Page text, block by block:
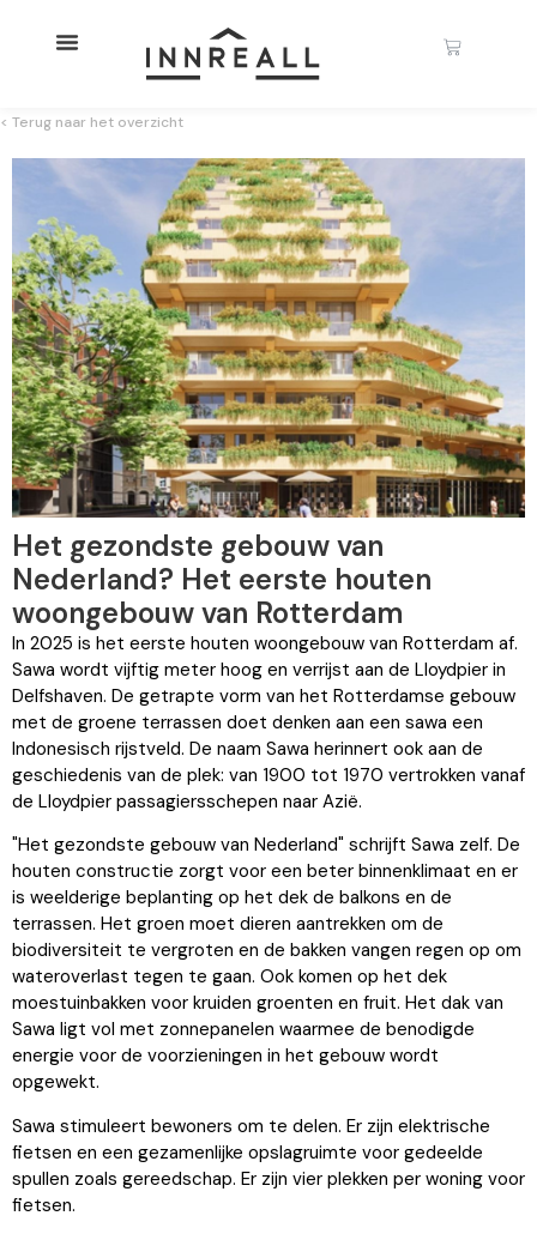
< Terug naar het overzicht
Het gezondste gebouw van
Nederland? Het eerste houten
woongebouw van Rotterdam
In 2025 is het eerste houten woongebouw van Rotterdam af.
Sawa wordt vijftig meter hoog en verrijst aan de Lloydpier in
Delfshaven. De getrapte vorm van het Rotterdamse gebouw
met de groene terrassen doet denken aan een sawa een
Indonesisch rijstveld. De naam Sawa herinnert ook aan de
geschiedenis van de plek: van 1900 tot 1970 vertrokken vanaf
de Lloydpier passagiersschepen naar Azië.
"Het gezondste gebouw van Nederland" schrijft Sawa zelf. De
houten constructie zorgt voor een beter binnenklimaat en er
is weelderige beplanting op het dek de balkons en de
terrassen. Het groen moet dieren aantrekken om de
biodiversiteit te vergroten en de bakken vangen regen op om
wateroverlast tegen te gaan. Ook komen op het dek
moestuinbakken voor kruiden groenten en fruit. Het dak van
Sawa ligt vol met zonnepanelen waarmee de benodigde
energie voor de voorzieningen in het gebouw wordt
opgewekt.
Sawa stimuleert bewoners om te delen. Er zijn elektrische
fietsen en een gezamenlijke opslagruimte voor gedeelde
spullen zoals gereedschap. Er zijn vier plekken per woning voor
fietsen.